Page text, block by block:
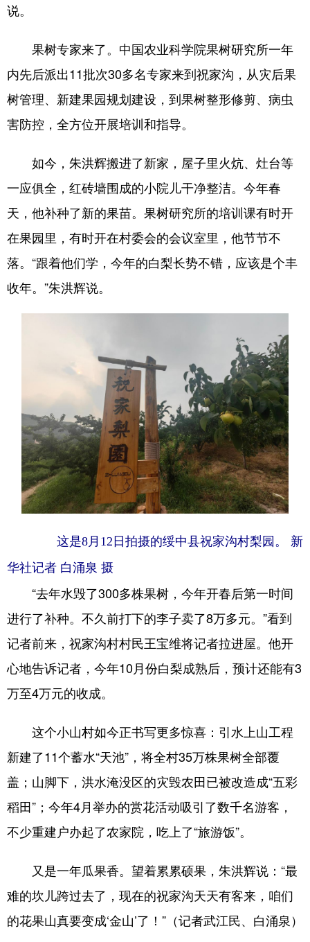
说。
果树专家来了。中国农业科学院果树研究所一年
内先后派出11批次30多名专家来到祝家沟，从灾后果
树管理、新建果园规划建设，到果树整形修剪、病虫
害防控，全方位开展培训和指导。
如今，朱洪辉搬进了新家，屋子里火炕、灶台等
一应俱全，红砖墙围成的小院儿干净整洁。今年春
天，他补种了新的果苗。果树研究所的培训课有时开
在果园里，有时开在村委会的会议室里，他节节不
落。“跟着他们学，今年的白梨长势不错，应该是个丰
收年。”朱洪辉说。
这是8月12日拍摄的绥中县祝家沟村梨园。 新
华社记者 白涌泉 摄
“去年水毁了300多株果树，今年开春后第一时间
进行了补种。不久前打下的李子卖了8万多元。”看到
记者前来，祝家沟村村民王宝维将记者拉进屋。他开
心地告诉记者，今年10月份白梨成熟后，预计还能有3
万至4万元的收成。
这个小山村如今正书写更多惊喜：引水上山工程
新建了11个蓄水“天池”，将全村35万株果树全部覆
盖；山脚下，洪水淹没区的灾毁农田已被改造成“五彩
稻田”；今年4月举办的赏花活动吸引了数千名游客，
不少重建户办起了农家院，吃上了“旅游饭”。
又是一年瓜果香。望着累累硕果，朱洪辉说：“最
难的坎儿跨过去了，现在的祝家沟天天有客来，咱们
的花果山真要变成‘金山’了！”（记者武江民、白涌泉）